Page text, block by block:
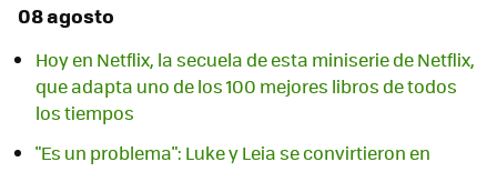
08 agosto
Hoy en Netflix, la secuela de esta miniserie de Netflix,
que adapta uno de los 100 mejores libros de todos
los tiempos
"Es un problema": Luke y Leia se convirtieron en